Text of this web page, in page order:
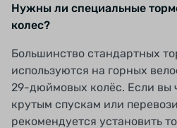
Нужны ли специальные
колес?
Большинство стандартных
используются на горных
29-дюймовых колёс. Если вы
крутым спускам или
рекомендуется установить